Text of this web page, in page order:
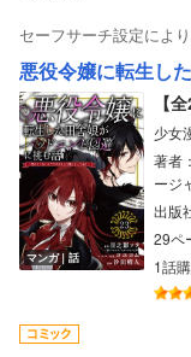
セーフサーチ設定によ
マンガ｜話
【
少女
著者
ージ
出版
29ペ
1話